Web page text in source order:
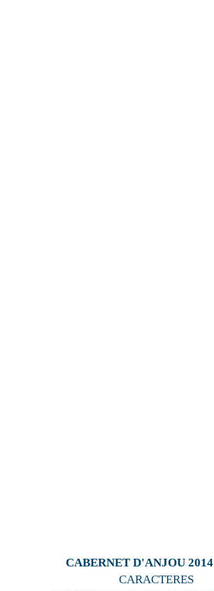
CABERNET D'ANJOU 2014
CARACTERES